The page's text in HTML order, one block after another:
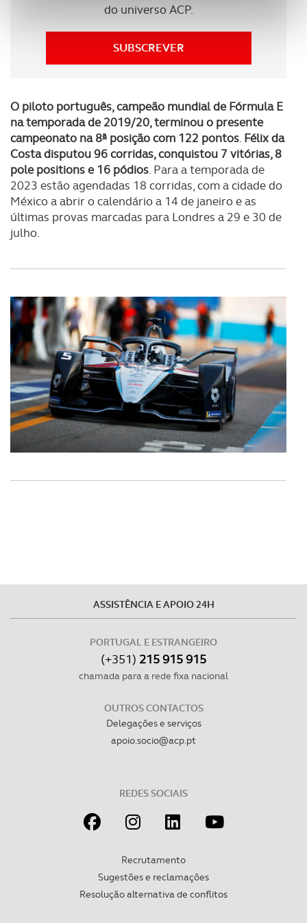
personalizar conteúdos e anúncios, para lhe proporcionar
analisar dados de navegação no nosso website.
parceiros e organizações na UE e em países terceiros.
O ACP garantirá que as transferências internacionais de
dados pessoais serão realizadas apenas com o seu
consentimento e quando tal se afigure estritamente
necessário no contexto dos serviços a prestar.
Realçamos que o bloqueio de certo tipo de Cookies e
tecnologias similares pode ter impacto na sua
disponibilizados.
Consulte a política de cookies do site.
do universo ACP.
SUBSCREVER
O piloto português, campeão mundial de Fórmula E
na temporada de 2019/20, terminou o presente
campeonato na 8ª posiçãocom 122 pontos. Félix da
Costa disputou 96 corridas, conquistou 7 vitórias, 8
pole positions e 16 pódios. Para a temporada de
2023 estão agendadas 18 corridas, com a cidade do
México a abrir o calendário a 14 de janeiro e as
últimas provas marcadas para Londres a 29 e 30 de
julho.
ASSISTÊNCIA E APOIO 24H
PORTUGAL E ESTRANGEIRO
(+351) 215 915 915
chamada para a rede fixa nacional
OUTROS CONTACTOS
Delegações e serviços
apoio.socio@acp.pt
REDES SOCIAIS
Recrutamento
Sugestões e reclamações
Resolução alternativa de conflitos